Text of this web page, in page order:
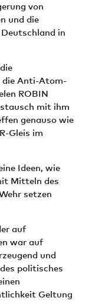
von
und die
in
die Anti-Atom-
ROBIN
mit ihm
genauso wie
Gleis im
Ideen, wie
Mitteln des
setzen
auf
war auf
und
politisches
Geltung